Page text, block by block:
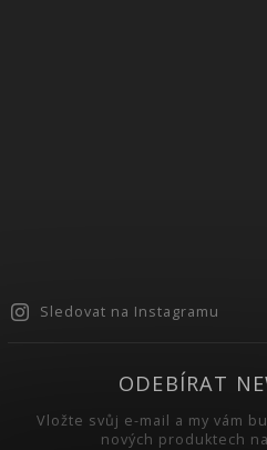
Sledovat na Instagramu
ODEBÍRAT
Vložte svůj e-mail a my vám
nových produktech